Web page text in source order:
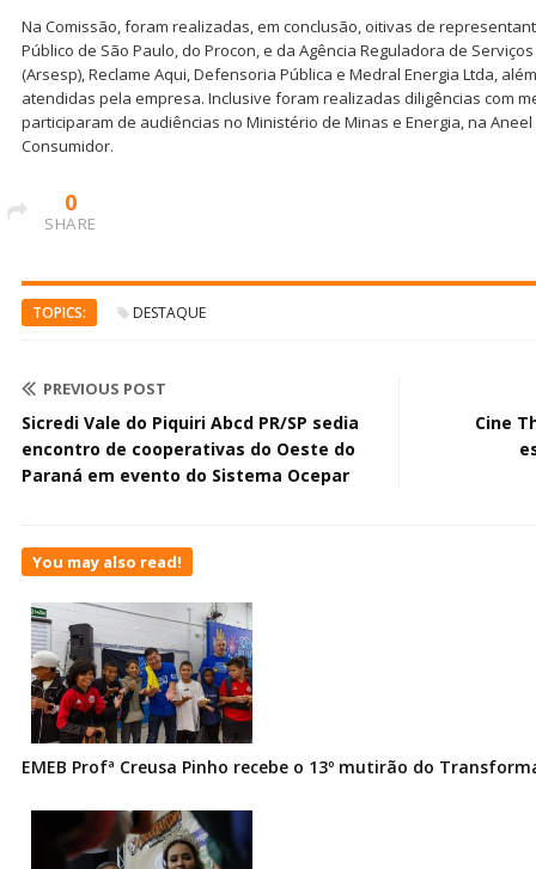
Na Comissão, foram realizadas, em conclusão, oitivas de
Público de São Paulo, do Procon, e da Agência Reguladora de
(Arsesp), Reclame Aqui, Defensoria Pública e Medral Energia Ltda,
atendidas pela empresa. Inclusive foram realizadas diligências com
participaram de audiências no Ministério de Minas e Energia, na
Consumidor.
0
SHARE
TOPICS: DESTAQUE
PREVIOUS POST
Sicredi Vale do Piquiri Abcd PR/SP sedia
encontro de cooperativas do Oeste do
Paraná em evento do Sistema Ocepar
Cine
You may also read!
EMEB Profª Creusa Pinho recebe o 13º mutirão do